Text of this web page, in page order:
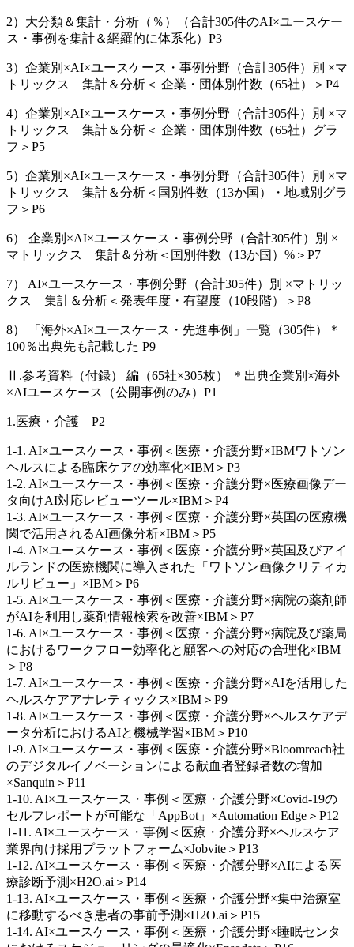
2）大分類＆集計・分析（％）（合計305件のAI×ユースケー
ス・事例を集計＆網羅的に体系化）P3
3）企業別×AI×ユースケース・事例分野（合計305件）別 ×マ
トリックス 集計＆分析＜ 企業・団体別件数（65社）＞P4
4）企業別×AI×ユースケース・事例分野（合計305件）別 ×マ
トリックス 集計＆分析＜ 企業・団体別件数（65社）グラ
フ＞P5
5）企業別×AI×ユースケース・事例分野（合計305件）別 ×マ
トリックス 集計＆分析＜国別件数（13か国）・地域別グラ
フ＞P6
6） 企業別×AI×ユースケース・事例分野（合計305件）別 ×
マトリックス 集計＆分析＜国別件数（13か国）%＞P7
7） AI×ユースケース・事例分野（合計305件）別 ×マトリッ
クス 集計＆分析＜発表年度・有望度（10段階）＞P8
8） 「海外×AI×ユースケース・先進事例」一覧（305件）＊
100％出典先も記載した P9
Ⅱ.参考資料（付録） 編（65社×305枚） ＊出典企業別×海外
×AIユースケース（公開事例のみ）P1
1.医療・介護 P2
1-1. AI×ユースケース・事例＜医療・介護分野×IBMワトソン
ヘルスによる臨床ケアの効率化×IBM＞P3
1-2. AI×ユースケース・事例＜医療・介護分野×医療画像デー
タ向けAI対応レビューツール×IBM＞P4
1-3. AI×ユースケース・事例＜医療・介護分野×英国の医療機
関で活用されるAI画像分析×IBM＞P5
1-4. AI×ユースケース・事例＜医療・介護分野×英国及びアイ
ルランドの医療機関に導入された「ワトソン画像クリティカ
ルリビュー」×IBM＞P6
1-5. AI×ユースケース・事例＜医療・介護分野×病院の薬剤師
がAIを利用し薬剤情報検索を改善×IBM＞P7
1-6. AI×ユースケース・事例＜医療・介護分野×病院及び薬局
におけるワークフロー効率化と顧客への対応の合理化×IBM
＞P8
1-7. AI×ユースケース・事例＜医療・介護分野×AIを活用した
ヘルスケアアナレティックス×IBM＞P9
1-8. AI×ユースケース・事例＜医療・介護分野×ヘルスケアデ
ータ分析におけるAIと機械学習×IBM＞P10
1-9. AI×ユースケース・事例＜医療・介護分野×Bloomreach社
のデジタルイノベーションによる献血者登録者数の増加
×Sanquin＞P11
1-10. AI×ユースケース・事例＜医療・介護分野×Covid-19の
セルフレポートが可能な「AppBot」×Automation Edge＞P12
1-11. AI×ユースケース・事例＜医療・介護分野×ヘルスケア
業界向け採用プラットフォーム×Jobvite＞P13
1-12. AI×ユースケース・事例＜医療・介護分野×AIによる医
療診断予測×H2O.ai＞P14
1-13. AI×ユースケース・事例＜医療・介護分野×集中治療室
に移動するべき患者の事前予測×H2O.ai＞P15
1-14. AI×ユースケース・事例＜医療・介護分野×睡眠センタ